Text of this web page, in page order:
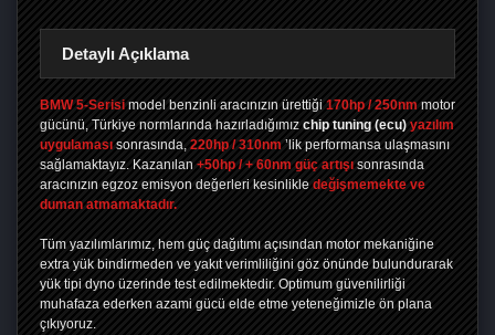
Detaylı Açıklama
BMW 5-Serisi model benzinli aracınızın ürettiği 170hp / 250nm motor
gücünü, Türkiye normlarında hazırladığımız chip tuning (ecu) yazılım
uygulaması sonrasında, 220hp / 310nm ’lik performansa ulaşmasını
sağlamaktayız. Kazanılan +50hp / + 60nm güç artışı sonrasında
aracınızın egzoz emisyon değerleri kesinlikle değişmemekte ve
duman atmamaktadır.
Tüm yazılımlarımız, hem güç dağıtımı açısından motor mekaniğine
extra yük bindirmeden ve yakıt verimliliğini göz önünde bulundurarak
yük tipi dyno üzerinde test edilmektedir. Optimum güvenilirliği
muhafaza ederken azami gücü elde etme yeteneğimizle ön plana
çıkıyoruz.